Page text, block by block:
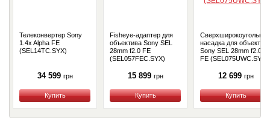
Телеконвертер Sony
1.4x Alpha FE
(SEL14TC.SYX)
34 599 грн
Купить
Fisheye-адаптер для
объектива Sony SEL
28mm f2.0 FE
(SEL057FEC.SYX)
15 899 грн
Купить
Сверхширокоугольная
насадка для
Sony SEL 28mm f2.0
FE (SEL075UWC.SYX)
12 699 грн
Купить